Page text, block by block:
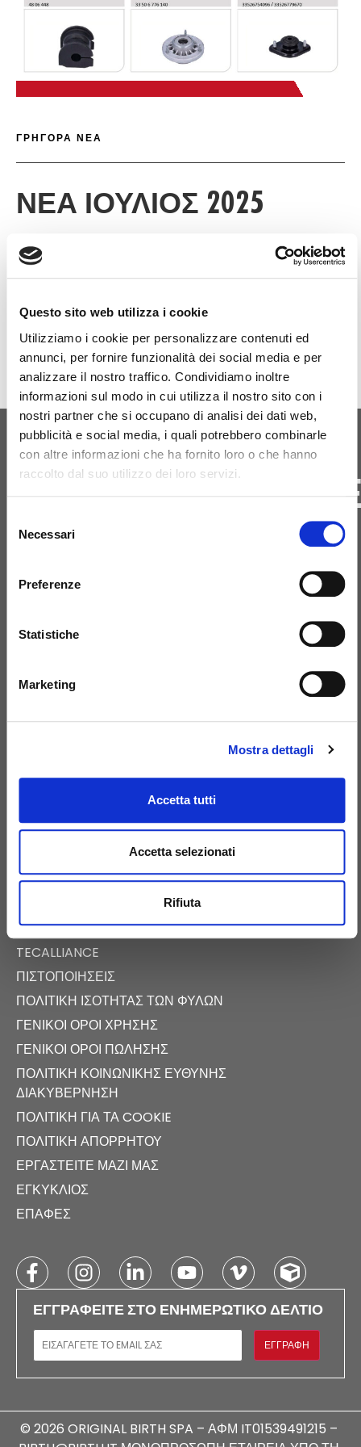
Questo sito web utilizza i cookie
Utilizziamo i cookie per personalizzare contenuti ed
annunci, per fornire funzionalità dei social media e per
analizzare il nostro traffico. Condividiamo inoltre
informazioni sul modo in cui utilizza il nostro sito con i
nostri partner che si occupano di analisi dei dati web,
pubblicità e social media, i quali potrebbero combinarle
con altre informazioni che ha fornito loro o che hanno
raccolto dal suo utilizzo dei loro servizi.
delNecessari
Preferenze
Statistiche
Marketing
Mostra dettagli
Accetta tutti
Accetta selezionati
Rifiuta
ΓΡΉΓΟΡΕΣ
ΓΡΗΓΟΡΑ ΝΕΑ
ΝΈΑ ΙΟΎΛΙΟΣ 2025
Ι ΦΕ
Λήψη
ΑΡΧΙΚΉ ΓΈΝΝΗΣΗ
ΜΑΖΙ ΜΑΣ
BIRTH@BIRTH.IT
SS APPIA KM 192.500 – 81052
ΨΗΦΙΑΚΌΣ ΚΑΤΆΛΟΓΟΣ
ΕΚΔΗΛΏΣΕΙΣ
ΑΊΘΟΥΣΑ ΤΎΠΟΥ
TECALLIANCE
ΠΙΣΤΟΠΟΙΉΣΕΙΣ
ΠΟΛΙΤΙΚΉ ΙΣΌΤΗΤΑΣ ΤΩΝ ΦΎΛΩΝ
ΓΕΝΙΚΟΊ ΌΡΟΙ ΧΡΉΣΗΣ
ΓΕΝΙΚΟΊ ΌΡΟΙ ΠΏΛΗΣΗΣ
ΠΟΛΙΤΙΚΉ ΚΟΙΝΩΝΙΚΉΣ ΕΥΘΎΝΗΣ
ΔΙΑΚΥΒΈΡΝΗΣΗ
ΠΟΛΙΤΙΚΉ ΓΙΑ ΤΑ COOKIE
ΠΟΛΙΤΙΚΉ ΑΠΟΡΡΉΤΟΥ
ΕΡΓΑΣΤΕΊΤΕ ΜΑΖΊ ΜΑΣ
ΕΓΚΎΚΛΙΟΣ
ΕΠΑΦΈΣ
ΕΓΓΡΑΦΕΊΤΕ ΣΤΟ ΕΝΗΜΕΡΩΤΙΚΌ ΔΕΛΤΊΟ
E-MAIL
ΕΓΓΡΑΦΉ
© 2026 ORIGINAL BIRTH SPA – ΑΦΜ IT01539491215 –